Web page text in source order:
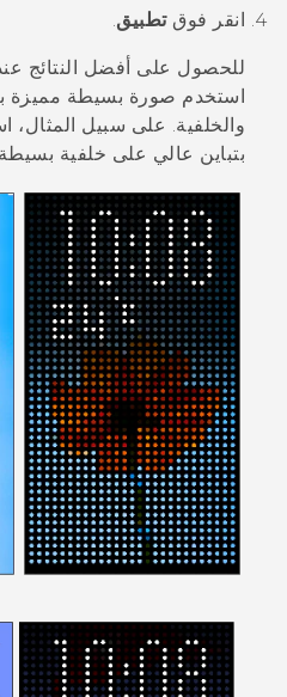
انقر فوقتطبيق.
للحصول على أفضل النتائج
استخدم صورة بسيطة مميزة
والخلفية. على سبيل
بتباين عالي على خلفية